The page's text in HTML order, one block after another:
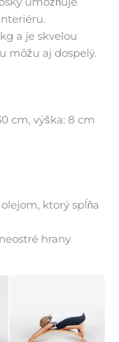
a je skvelou
môžu aj dospelý.
cm, výška: 8 cm
ktorý spĺňa
hrany